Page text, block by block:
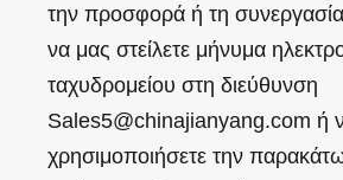
την προσφορά ή τη
να μας στείλετε μήνυμα
ταχυδρομείου στη διεύθυνση
Sales5@chinajianyang.com ή
χρησιμοποιήσετε την